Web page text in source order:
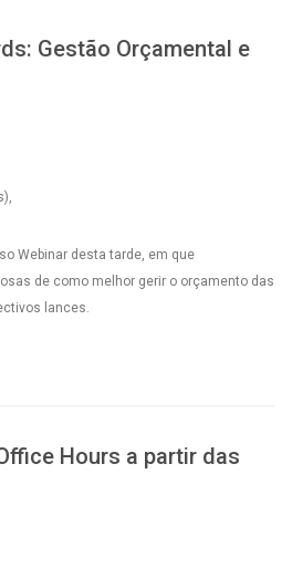
Gestão Orçamental e
Webinar desta tarde, em que
de como melhor gerir o orçamento das
lances.
Hours a partir das